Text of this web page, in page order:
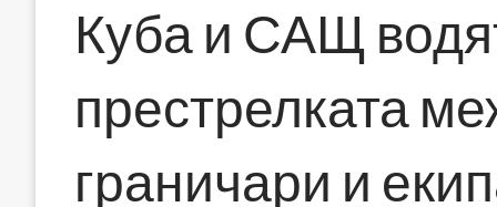
Куба и САЩ
престрелката
граничари и